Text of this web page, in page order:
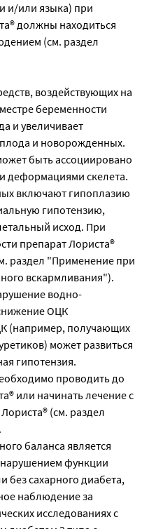
и/или языка) при
должны находиться
(см. раздел
воздействующих на
беременности
и увеличивает
и новорожденных.
быть ассоциировано
деформациями скелета.
включают гипоплазию
гипотензию,
исход. При
препарат Лориста®
раздел "Применение при
вскармливания").
водно-
ОЦК
(например, получающих
может развиться
гипотензия.
проводить до
или начинать лечение с
(см. раздел
баланса является
функции
без сахарного диабета,
наблюдение за
исследованиях с